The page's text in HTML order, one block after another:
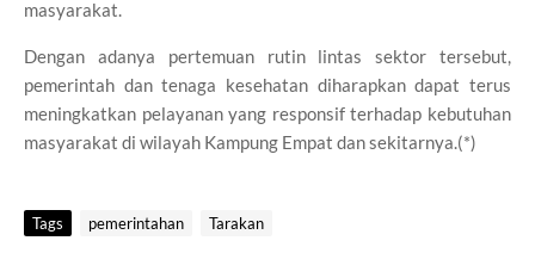
masyarakat.
Dengan adanya pertemuan rutin lintas sektor tersebut,
pemerintah dan tenaga kesehatan diharapkan dapat terus
meningkatkan pelayanan yang responsif terhadap kebutuhan
masyarakat di wilayah Kampung Empat dan sekitarnya.(*)
Tags pemerintahan Tarakan